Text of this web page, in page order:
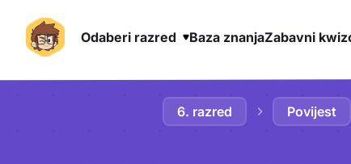
Odaberi razred Baza znanjaZabavni
6. razred
Povijest